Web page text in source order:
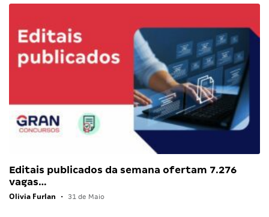
Editais publicados da semana ofertam 7.276
vagas…
Olivia Furlan • 31 de Maio